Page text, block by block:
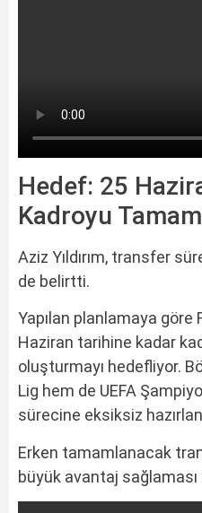
Hedef: 25
Kadroyu
Aziz Yıldırım, transfer
de belirtti.
Yapılan planlamaya
Haziran tarihine kadar
oluşturmayı hedefliyor.
Lig hem de UEFA
sürecine eksiksiz
Erken tamamlanacak
büyük avantaj sağlaması